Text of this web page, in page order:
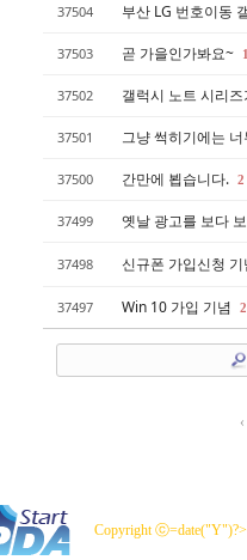
37504 부산 LG 번호이동
37503 곧 가을인가봐요~ 1
37502 갤럭시 노트 시리
37501 그냥 썩히기에는
37500 간만에 뵙습니다. 2
37499 옛날 광고를 보다
37498 신규폰 가입신청 기
37497 Win 10 가입 기념 2
Copyright